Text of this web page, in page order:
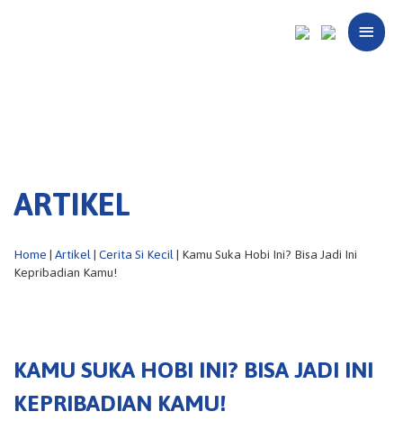
Main
ARTIKEL
Home | Artikel | Cerita Si Kecil | Kamu Suka Hobi Ini? Bisa Jadi Ini
Kepribadian Kamu!
KAMU SUKA HOBI INI? BISA JADI INI
KEPRIBADIAN KAMU!